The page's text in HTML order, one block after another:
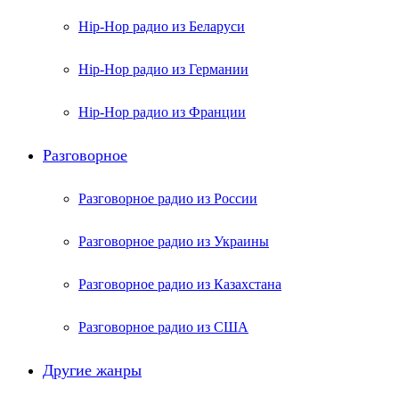
Hip-Hop радио из Беларуси
Hip-Hop радио из Германии
Hip-Hop радио из Франции
Разговорное
Разговорное радио из России
Разговорное радио из Украины
Разговорное радио из Казахстана
Разговорное радио из США
Другие жанры